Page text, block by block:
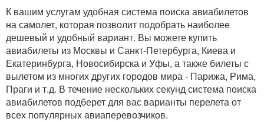
К вашим услугам удобная система поиска авиабилетов
на самолет, которая позволит подобрать наиболее
дешевый и удобный вариант. Вы можете купить
авиабилеты из Москвы и Санкт-Петербурга, Киева и
Екатеринбурга, Новосибирска и Уфы, а также билеты с
вылетом из многих других городов мира - Парижа, Рима,
Праги и т.д. В течение нескольких секунд система поиска
авиабилетов подберет для вас варианты перелета от
всех популярных авиаперевозчиков.